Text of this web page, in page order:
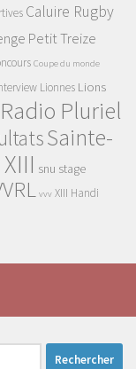
Caluire Rugby
Petit Treize
Coupe du monde
Lionnes Lions
Radio Pluriel
Sainte-
snu stage
vvv XIII Handi